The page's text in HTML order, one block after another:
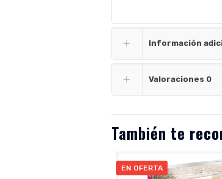
Información
Valoraciones 0
También te
EN OFERTA